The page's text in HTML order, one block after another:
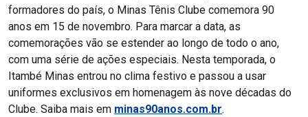
formadores do país, o Minas Tênis Clube comemora 90
anos em 15 de novembro. Para marcar a data, as
comemorações vão se estender ao longo de todo o ano,
com uma série de ações especiais. Nesta temporada, o
Itambé Minas entrou no clima festivo e passou a usar
uniformes exclusivos em homenagem às nove décadas do
Clube. Saiba mais em minas90anos.com.br.